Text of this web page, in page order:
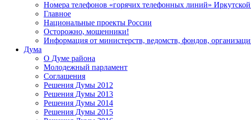
Номера телефонов «горячих телефонных линий» Иркутской
Главное
Национальные проекты России
Осторожно, мошенники!
Информация от министерств, ведомств, фондов,
Дума
О Думе района
Молодежный парламент
Соглашения
Решения Думы 2012
Решения Думы 2013
Решения Думы 2014
Решения Думы 2015